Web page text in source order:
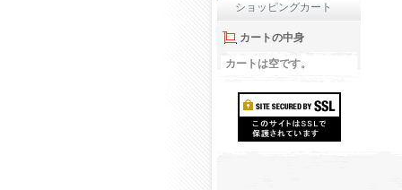
ショッピングカート
カートの中身
カートは空です。